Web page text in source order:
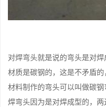
对焊弯头就是说的弯头是对
材质是碳钢的，这是不矛盾
材料制作的弯头可以叫做碳
焊弯头因为是对焊成型的，